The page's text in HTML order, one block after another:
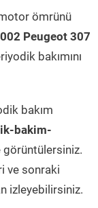
ömrünü
Peugeot 307
bakımını
bakım
bakim-
görüntülersiniz.
ve sonraki
izleyebilirsiniz.